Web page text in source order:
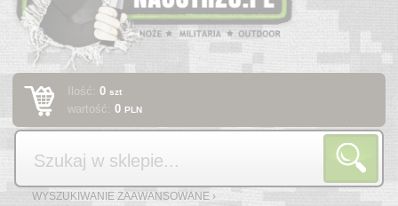
Ilość:0szt
wartość:0PLN
Szukaj
WYSZUKIWANIE ZAAWANSOWANE ›